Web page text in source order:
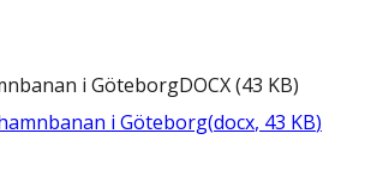
i GöteborgDOCX(43 KB)
i Göteborg(docx, 43 KB)